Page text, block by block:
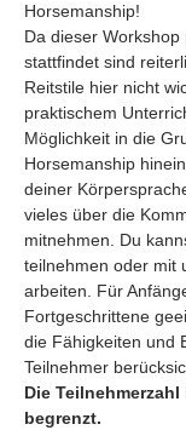
Horsemanship!
Da dieser Workshop
stattfindet sind
Reitstile hier nicht
praktischem
Möglichkeit in die
Horsemanship
deiner
vieles über die
mitnehmen. Du
teilnehmen oder mit
arbeiten. Für
Fortgeschrittene
die Fähigkeiten und
Teilnehmer
Die
begrenzt.